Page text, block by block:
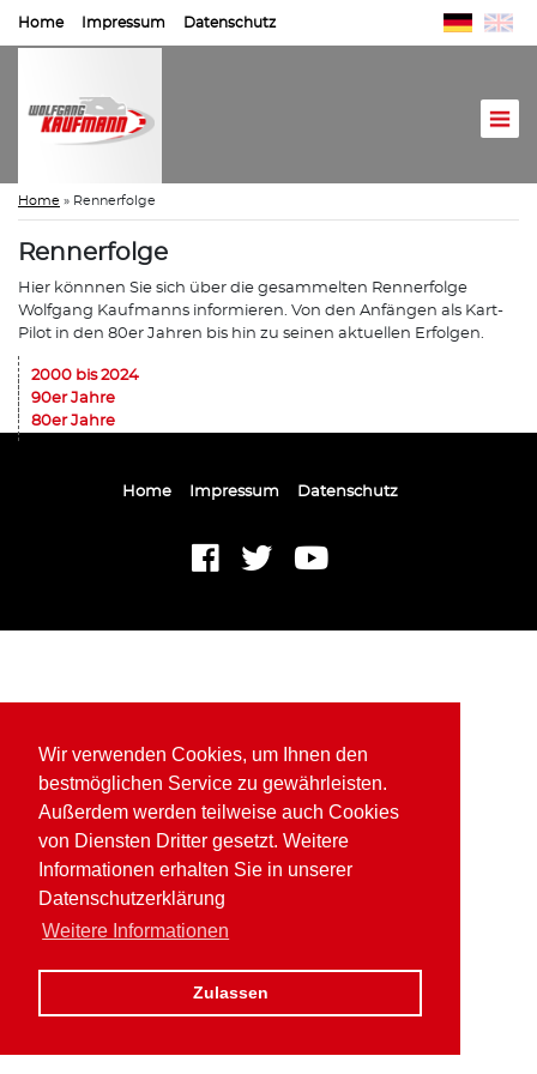
Wir verwenden Cookies, um Ihnen den
bestmöglichen Service zu gewährleisten.
Außerdem werden teilweise auch Cookies
von Diensten Dritter gesetzt. Weitere
Informationen erhalten Sie in unserer
Datenschutzerklärung
Weitere Informationen
Zulassen
Home Impressum Datenschutz
Home » Rennerfolge
Rennerfolge
Hier könnnen Sie sich über die gesammelten Rennerfolge
Wolfgang Kaufmanns informieren. Von den Anfängen als Kart-
Pilot in den 80er Jahren bis hin zu seinen aktuellen Erfolgen.
2000 bis 2024
90er Jahre
80er Jahre
Home Impressum Datenschutz